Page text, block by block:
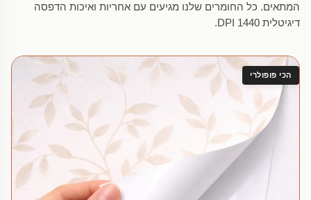
המתאים. כל החומרים שלנו מגיעים עם אחריות ואיכות הדפסה
דיגיטלית 1440 DPI.
הכי פופולרי